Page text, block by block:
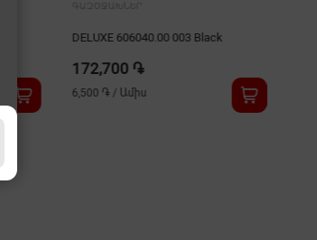
ԳԱԶՕՋԱԽՆԵՐ
DELUXE 606040.00 003 Black
172,700 ֏
6,500 ֏ / Ամիս